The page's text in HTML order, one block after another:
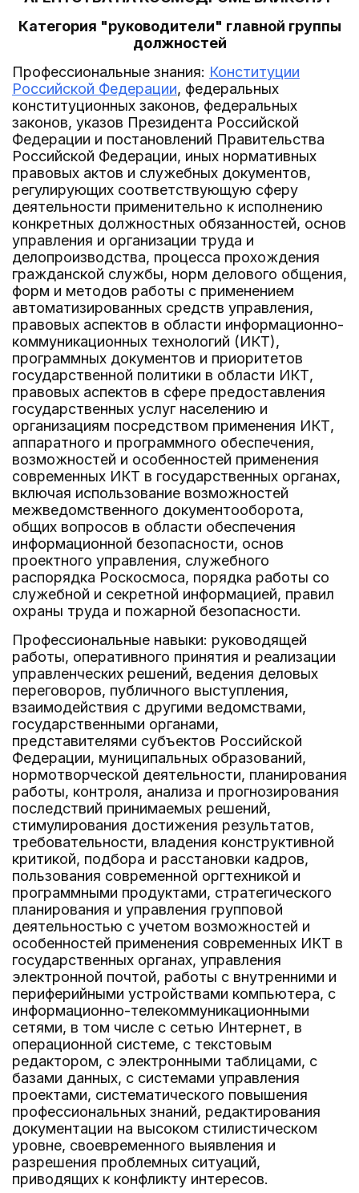
Категория "руководители" главной группы
должностей
Профессиональные знания: Конституции
Российской Федерации, федеральных
конституционных законов, федеральных
законов, указов Президента Российской
Федерации и постановлений Правительства
Российской Федерации, иных нормативных
правовых актов и служебных документов,
регулирующих соответствующую сферу
деятельности применительно к исполнению
конкретных должностных обязанностей, основ
управления и организации труда и
делопроизводства, процесса прохождения
гражданской службы, норм делового общения,
форм и методов работы с применением
автоматизированных средств управления,
правовых аспектов в области информационно-
коммуникационных технологий (ИКТ),
программных документов и приоритетов
государственной политики в области ИКТ,
правовых аспектов в сфере предоставления
государственных услуг населению и
организациям посредством применения ИКТ,
аппаратного и программного обеспечения,
возможностей и особенностей применения
современных ИКТ в государственных органах,
включая использование возможностей
межведомственного документооборота,
общих вопросов в области обеспечения
информационной безопасности, основ
проектного управления, служебного
распорядка Роскосмоса, порядка работы со
служебной и секретной информацией, правил
охраны труда и пожарной безопасности.
Профессиональные навыки: руководящей
работы, оперативного принятия и реализации
управленческих решений, ведения деловых
переговоров, публичного выступления,
взаимодействия с другими ведомствами,
государственными органами,
представителями субъектов Российской
Федерации, муниципальных образований,
нормотворческой деятельности, планирования
работы, контроля, анализа и прогнозирования
последствий принимаемых решений,
стимулирования достижения результатов,
требовательности, владения конструктивной
критикой, подбора и расстановки кадров,
пользования современной оргтехникой и
программными продуктами, стратегического
планирования и управления групповой
деятельностью с учетом возможностей и
особенностей применения современных ИКТ в
государственных органах, управления
электронной почтой, работы с внутренними и
периферийными устройствами компьютера, с
информационно-телекоммуникационными
сетями, в том числе с сетью Интернет, в
операционной системе, с текстовым
редактором, с электронными таблицами, с
базами данных, с системами управления
проектами, систематического повышения
профессиональных знаний, редактирования
документации на высоком стилистическом
уровне, своевременного выявления и
разрешения проблемных ситуаций,
приводящих к конфликту интересов.